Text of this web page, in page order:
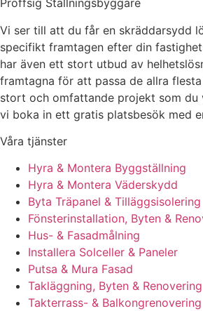
Proffsig Ställningsbyggare
Vi ser till att du får en skräddarsydd
specifikt framtagen efter din
har även ett stort utbud av
framtagna för att passa de allra
stort och omfattande projekt som du
vi boka in ett gratis platsbesök med
Våra tjänster
Hyra & Montera Byggställning
Hyra & Montera Väderskydd
Byta Träpanel & Tilläggsisolering
Fönsterinstallation, Byten &
Hus- & Fasadmålning
Installera Solceller & Paneler
Putsa & Mura Fasad
Takläggning, Byten & Renovering
Takterrass- & Balkongrenovering